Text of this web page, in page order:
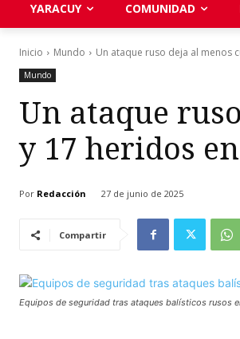
YARACUY COMUNIDAD
Inicio Mundo Un ataque ruso deja al menos
Mundo
Un ataque
y 17 heridos
Por Redacción 27 de junio de 2025
Compartir
Equipos de seguridad tras ataques balísticos rusos